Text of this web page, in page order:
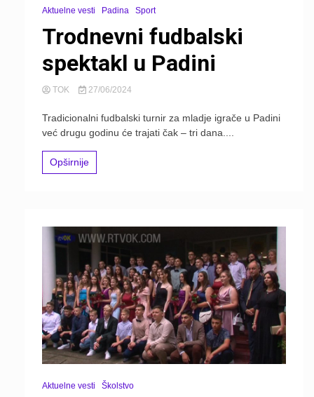
Aktuelne vesti Padina Sport
Trodnevni fudbalski
spektakl u Padini
TOK 27/06/2024
Tradicionalni fudbalski turnir za mladje igrače u Padini
već drugu godinu će trajati čak – tri dana....
Opširnije
Aktuelne vesti Školstvo